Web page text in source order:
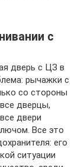
с
дверь с ЦЗ в
рычажки с
со стороны
дверцы,
двери
Все это
его
ситуации